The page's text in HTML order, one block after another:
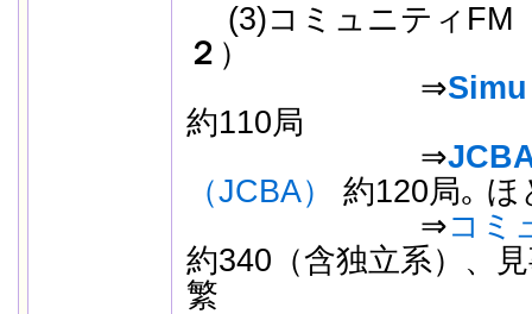
(3)コミュニティFM
２ ）
⇒
約110局
⇒
（JCBA）
約120局｡ ほ
⇒コミ
約340（含独立系）、
繁